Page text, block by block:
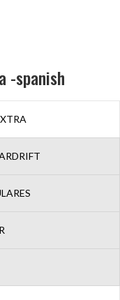
-spanish